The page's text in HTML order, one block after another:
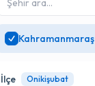
Kahramanmaraş
İlçe Onikişubat